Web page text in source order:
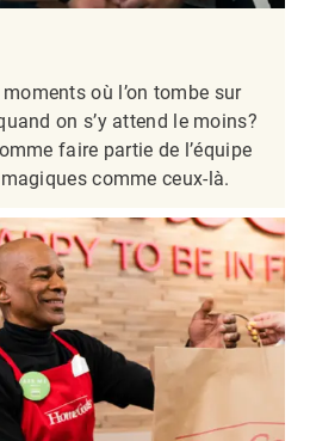
où l’on tombe sur
on s’y attend le moins?
faire partie de l’équipe
comme ceux-là.​​​​​​​